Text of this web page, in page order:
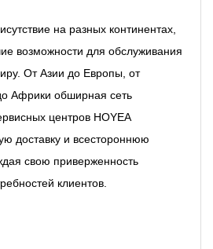
на разных континентах,
возможности для обслуживания
От Азии до Европы, от
Африки обширная сеть
центров HOYEA
доставку и всестороннюю
свою приверженность
клиентов.